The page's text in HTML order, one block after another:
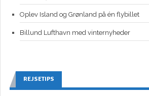
Oplev Island og Grønland på én flybillet
Billund Lufthavn med vinternyheder
REJSETIPS